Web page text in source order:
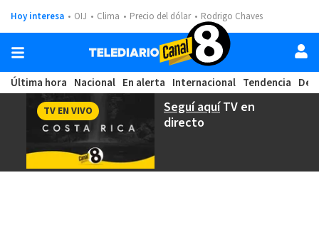
Hoy interesa OIJ Clima Precio del dólar Rodrigo Chaves
Última hora Nacional En alerta Internacional Tendencia
Seguí aquíTV en
directo
TV EN VIVO